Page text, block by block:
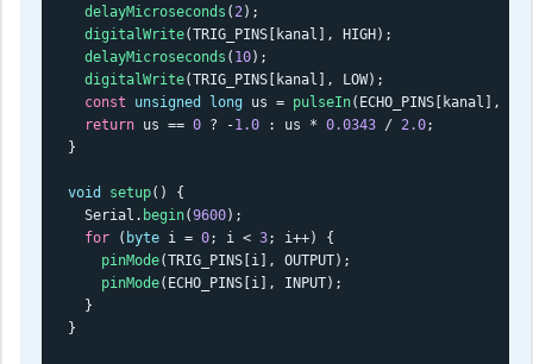
delayMicroseconds ( 2);
digitalWrite(TRIG_PINS[kanal], HIGH);
delayMicroseconds ( 10);
digitalWrite(TRIG_PINS[kanal], LOW);
const
unsigned long us = pulseIn(ECHO_PINS[kanal],
return us == 0 ? -1.0 : us * 0.0343 / 2.0;
}
void setup() {
  Serial.
begin(9600);
for ( byte i = 0; i < 3; i++) {
pinMode(TRIG_PINS[i], OUTPUT);
pinMode(ECHO_PINS[i], INPUT);
  }
}